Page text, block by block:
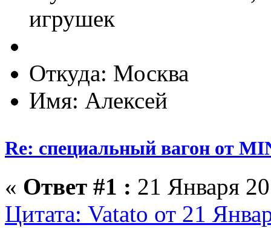
игрушек
Откуда: Москва
Имя: Алексей
Re: специальный вагон от
« Ответ #1 : 21 Января
Цитата: Vatato от 21